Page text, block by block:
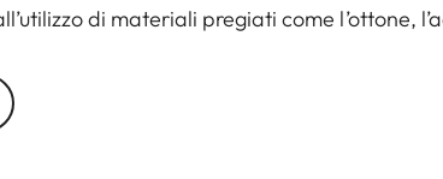
di materiali pregiati come l’ottone,